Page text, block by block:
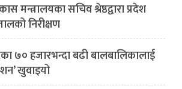
मन्त्रालयका सचिव श्रेष्ठद्वारा प्रदेश
निरीक्षण
७० हजारभन्दा बढी बालबालिकालाई
खुवाइयो